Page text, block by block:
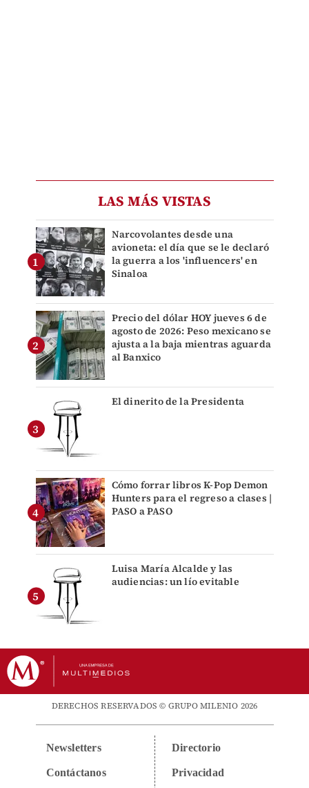
LAS MÁS VISTAS
Narcovolantes desde una
avioneta: el día que se le declaró
la guerra a los 'influencers' en
Sinaloa
Precio del dólar HOY jueves 6 de
agosto de 2026: Peso mexicano se
ajusta a la baja mientras aguarda
al Banxico
El dinerito de la Presidenta
Cómo forrar libros K-Pop Demon
Hunters para el regreso a clases |
PASO a PASO
Luisa María Alcalde y las
audiencias: un lío evitable
DERECHOS RESERVADOS © GRUPO MILENIO 2026
Newsletters
Contáctanos
Directorio
Privacidad